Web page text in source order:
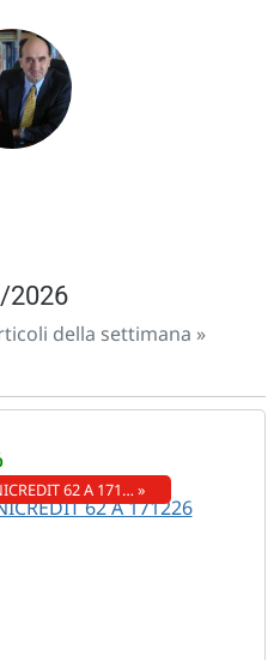
2026
della settimana »
62 A 171… »